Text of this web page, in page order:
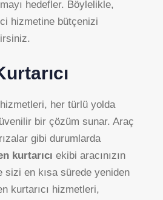
hedefler. Böylelikle,
hizmetine bütçenizi
hizmetleri, her türlü yolda
bir çözüm sunar. Araç
gibi durumlarda
kurtarıcı ekibi aracınızın
sizi en kısa sürede yeniden
kurtarıcı hizmetleri,